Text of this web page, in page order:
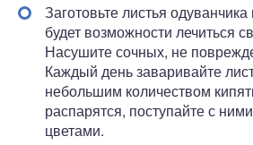
Заготовьте листья
будет возможности лечиться
Насушите сочных, не
Каждый день заваривайте
небольшим количеством
распарятся, поступайте с
цветами.